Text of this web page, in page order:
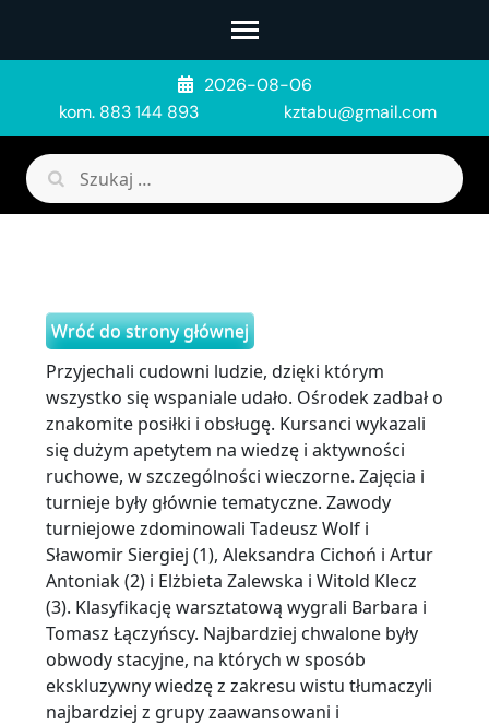
content
2026-08-06
kom. 883 144 893
kztabu@gmail.com
Szukaj:
Wróć do strony głównej
Przyjechali cudowni ludzie, dzięki którym
wszystko się wspaniale udało. Ośrodek zadbał o
znakomite posiłki i obsługę. Kursanci wykazali
się dużym apetytem na wiedzę i aktywności
ruchowe, w szczególności wieczorne. Zajęcia i
turnieje były głównie tematyczne. Zawody
turniejowe zdominowali Tadeusz Wolf i
Sławomir Siergiej (1), Aleksandra Cichoń i Artur
Antoniak (2) i Elżbieta Zalewska i Witold Klecz
(3). Klasyfikację warsztatową wygrali Barbara i
Tomasz Łączyńscy. Najbardziej chwalone były
obwody stacyjne, na których w sposób
ekskluzywny wiedzę z zakresu wistu tłumaczyli
najbardziej z grupy zaawansowani i